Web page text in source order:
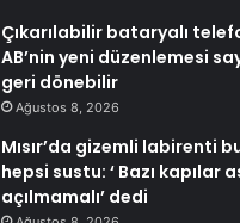
Çıkarılabilir bataryalı
AB’nin yeni düzenlemesi
geri dönebilir
Ağustos 8, 2026
Mısır’da gizemli labirenti
hepsi sustu: ‘ Bazı kapılar
açılmamalı’ dedi